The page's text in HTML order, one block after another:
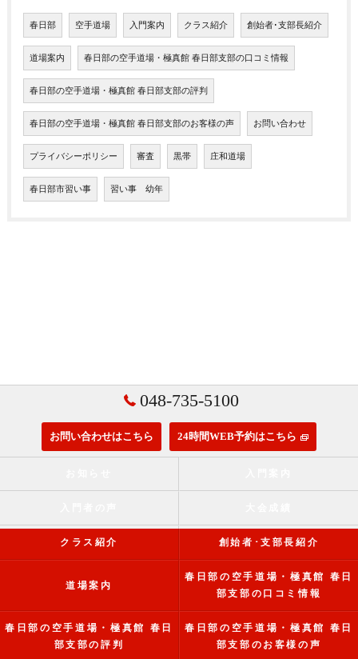
春日部 空手道場 入門案内 クラス紹介 創始者･支部長紹介
道場案内 春日部の空手道場・極真館 春日部支部の口コミ情報
春日部の空手道場・極真館 春日部支部の評判
春日部の空手道場・極真館 春日部支部のお客様の声 お問い合わせ
プライバシーポリシー 審査 黒帯 庄和道場
春日部市習い事 習い事 幼年
048-735-5100
お問い合わせはこちら 24時間WEB予約はこちら
クラス紹介 創始者･支部長紹介
道場案内
春日部の空手道場・極真館 春日
部支部の口コミ情報
春日部の空手道場・極真館 春日
部支部の評判
春日部の空手道場・極真館 春日
部支部のお客様の声